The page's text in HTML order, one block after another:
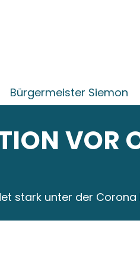
Bürgermeister Siemon
VOR
stark unter der Corona